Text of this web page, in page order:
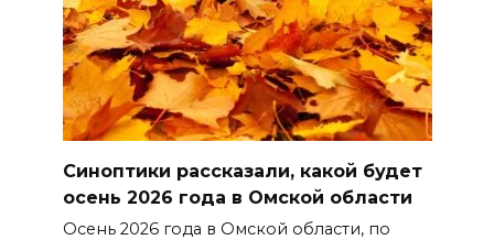
Синоптики рассказали, какой будет
осень 2026 года в Омской области
Осень 2026 года в Омской области, по